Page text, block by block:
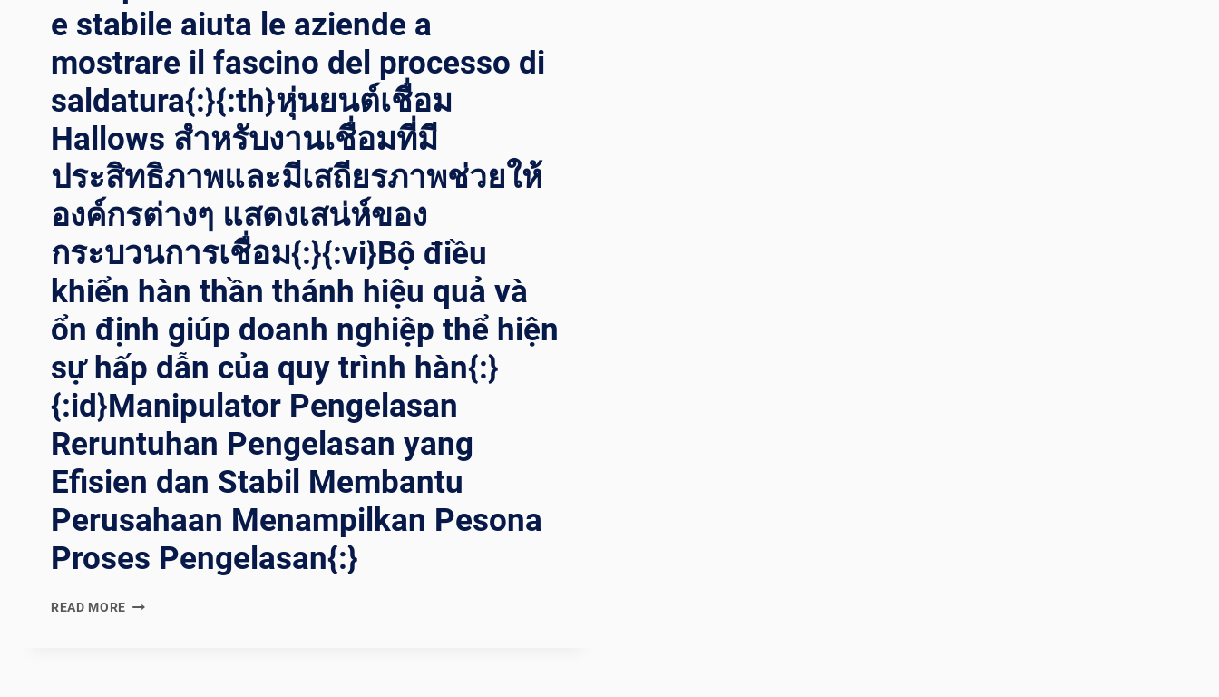
e stabile aiuta le aziende a
mostrare il fascino del processo di
saldatura{:}{:th}หุ่นยนต์เชื่อม
Hallows สำหรับงานเชื่อมที่มี
ประสิทธิภาพและมีเสถียรภาพช่วยให้
องค์กรต่างๆ แสดงเสน่ห์ของ
กระบวนการเชื่อม{:}{:vi}Bộ điều
khiển hàn thần thánh hiệu quả và
ổn định giúp doanh nghiệp thể hiện
sự hấp dẫn của quy trình hàn{:}
{:id}Manipulator Pengelasan
Reruntuhan Pengelasan yang
Efisien dan Stabil Membantu
Perusahaan Menampilkan Pesona
Proses Pengelasan{:}
READ MORE {:EN}AN